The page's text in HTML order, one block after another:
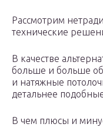
Рассмотрим
технические
В качестве
больше и больше
и натяжные
детальнее
В чем плюсы и